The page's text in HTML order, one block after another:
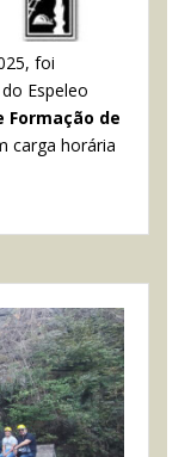
foi
Espeleo
Formação de
carga horária